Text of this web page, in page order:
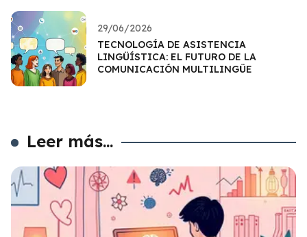
29/06/2026
TECNOLOGÍA DE ASISTENCIA
LINGÜÍSTICA: EL FUTURO DE LA
COMUNICACIÓN MULTILINGÜE
Leer más...